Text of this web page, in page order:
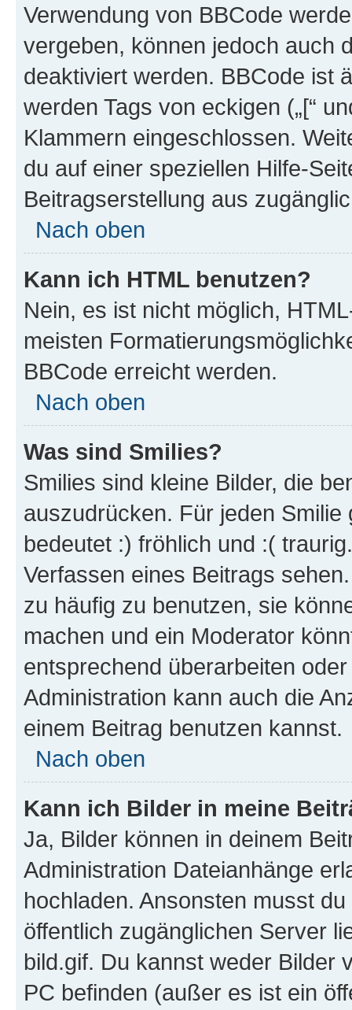
Verwendung von BBCode
vergeben, können jedoch auch
deaktiviert werden. BBCode ist
werden Tags von eckigen („[“
Klammern eingeschlossen.
du auf einer speziellen Hilfe-
Beitragserstellung aus
Nach oben
Kann ich HTML benutzen?
Nein, es ist nicht möglich,
meisten
BBCode erreicht werden.
Nach oben
Was sind Smilies?
Smilies sind kleine Bilder, die
auszudrücken. Für jeden
bedeutet :) fröhlich und :(
Verfassen eines Beitrags
zu häufig zu benutzen, sie
machen und ein Moderator
entsprechend überarbeiten
Administration kann auch die
einem Beitrag benutzen kannst.
Nach oben
Kann ich Bilder in meine
Ja, Bilder können in deinem
Administration Dateianhänge
hochladen. Ansonsten musst
öffentlich zugänglichen Server
bild.gif. Du kannst weder Bilder
PC befinden (außer es ist ein